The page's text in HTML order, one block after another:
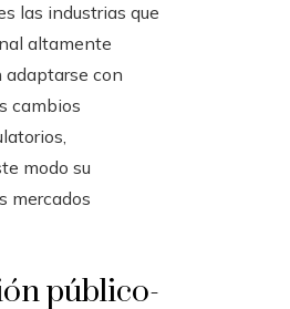
las industrias que
altamente
adaptarse con
cambios
modo su
mercados
público-